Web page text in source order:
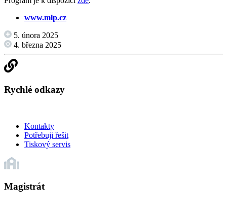
www.mlp.cz
5. února 2025
4. března 2025
Rychlé odkazy
Kontakty
Potřebuji řešit
Tiskový servis
Magistrát